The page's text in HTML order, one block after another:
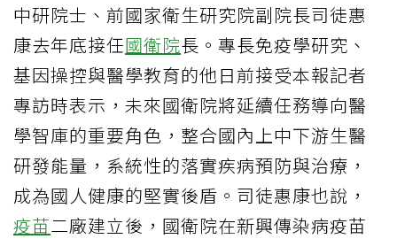
中研院士、前國家衛生研究院副院長司徒惠
康去年底接任國衛院長。專長免疫學研究、
基因操控與醫學教育的他日前接受本報記者
專訪時表示，未來國衛院將延續任務導向醫
學智庫的重要角色，整合國內上中下游生醫
研發能量，系統性的落實疾病預防與治療，
成為國人健康的堅實後盾。司徒惠康也說，
疫苗二廠建立後，國衛院在新興傳染病疫苗